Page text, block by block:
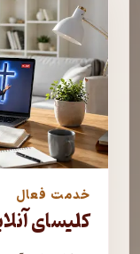
خدمت فعال
کلیسای